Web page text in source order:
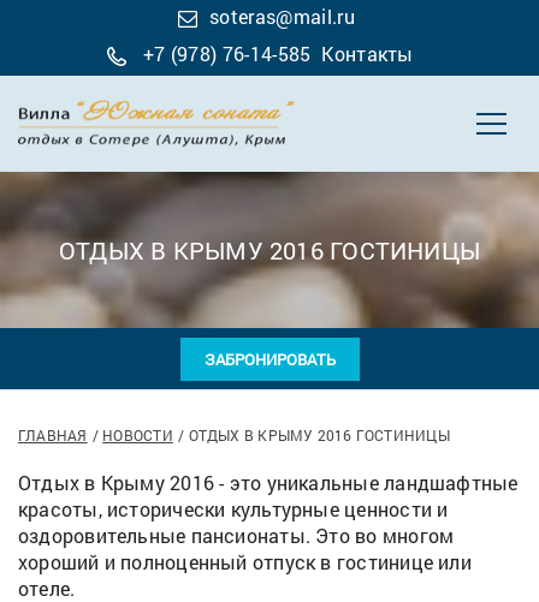
soteras@mail.ru
+7 (978) 76-14-585 Контакты
ОТДЫХ В КРЫМУ 2016 ГОСТИНИЦЫ
ЗАБРОНИРОВАТЬ
ГЛАВНАЯ НОВОСТИ ОТДЫХ В КРЫМУ 2016 ГОСТИНИЦЫ
Отдых в Крыму 2016 - это уникальные ландшафтные
красоты, исторически культурные ценности и
оздоровительные пансионаты. Это во многом
хороший и полноценный отпуск в гостинице или
отеле.